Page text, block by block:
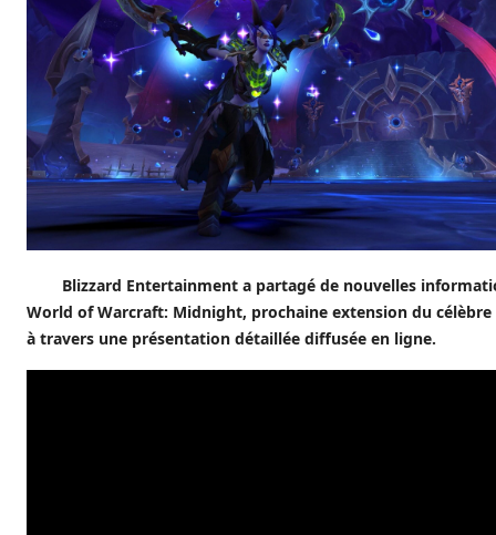
Blizzard Entertainment a partagé de nouvelles
World of Warcraft: Midnight, prochaine extension du célèbre
à travers une présentation détaillée diffusée en ligne.